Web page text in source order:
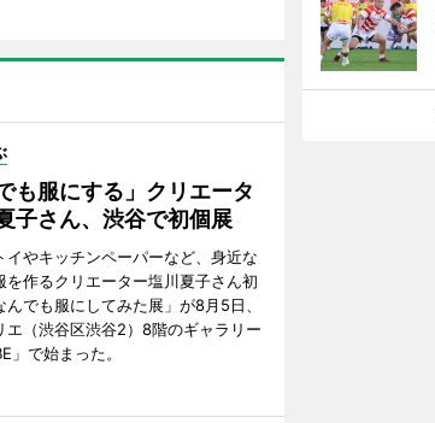
も服にする」クリエータ
子さん、渋谷で初個展
イやキッチンペーパーなど、身近な
を作るクリエーター塩川夏子さん初
んでも服にしてみた展」が8月5日、
エ（渋谷区渋谷2）8階のギャラリー
」で始まった。